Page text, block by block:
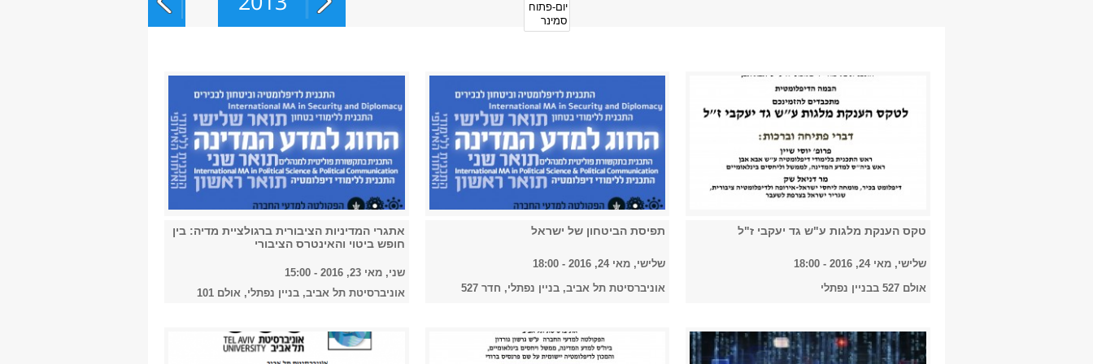
2014
2015
2016
2017
טקס הענקת מלגות ע"ש גד יעקבי ז"ל
שלישי, מאי 24, 2016 - 18:00
אולם 527 בבניין נפתלי
תפיסת הביטחון של ישראל
שלישי, מאי 24, 2016 - 18:00
אוניברסיטת תל אביב, בניין נפתלי, חדר 527
אתגרי המדיניות הציבורית ברגולציית מדיה: בין
חופש ביטוי והאינטרס הציבורי
שני, מאי 23, 2016 - 15:00
אוניברסיטת תל אביב, בניין נפתלי, אולם 101